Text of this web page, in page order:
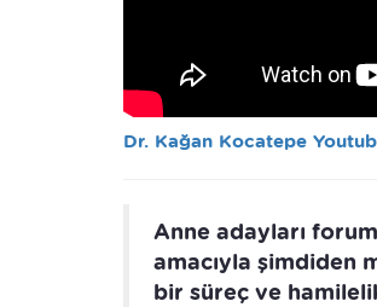
Dr. Kağan Kocatepe
Anne adayları
amacıyla şimdiden
bir süreç ve